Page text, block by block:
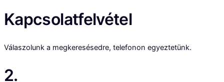
Kapcsolatfelvétel
Válaszolunk a megkeresésedre, telefonon egyeztetünk.
2.